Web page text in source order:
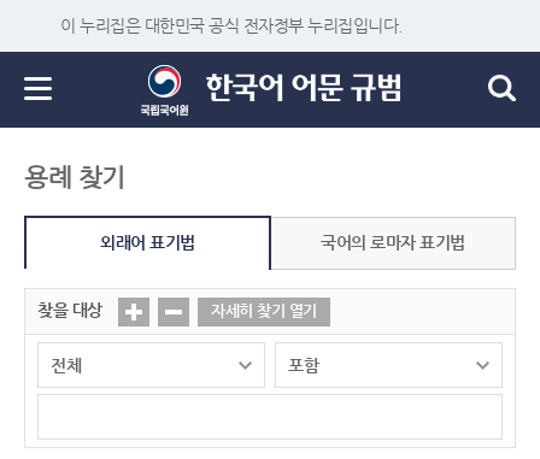
이 누리집은 대한민국 공식 전자정부 누리집입니다.
용례 찾기
외래어 표기법 국어의 로마자 표기법
찾을 대상 자세히 찾기 열기